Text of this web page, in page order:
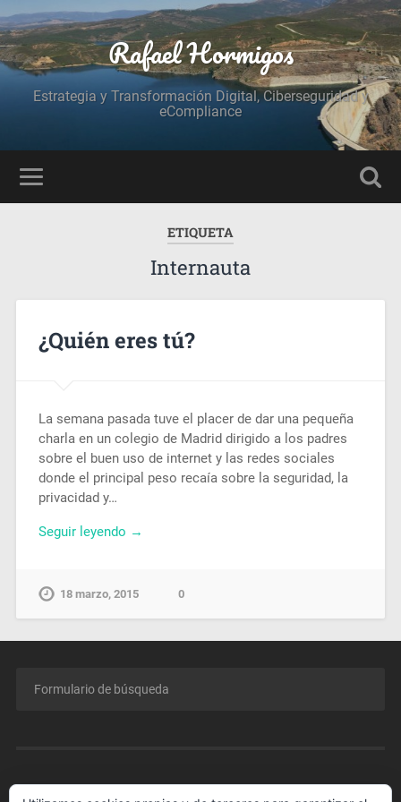
Rafael Hormigos
Estrategia y Transformación Digital, Ciberseguridad y
eCompliance
ETIQUETA
Internauta
¿Quién eres tú?
La semana pasada tuve el placer de dar una pequeña
charla en un colegio de Madrid dirigido a los padres
sobre el buen uso de internet y las redes sociales
donde el principal peso recaía sobre la seguridad, la
privacidad y…
Seguir leyendo →
18 marzo, 2015 0